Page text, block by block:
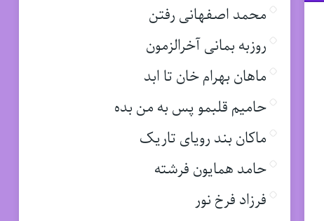
محمد اصفهانی رفتن
روزبه بمانی آخرالزمون
ماهان بهرام خان تا ابد
حامیم قلبمو پس به من بده
ماکان بند رویای تاریک
حامد همایون فرشته
فرزاد فرخ نور